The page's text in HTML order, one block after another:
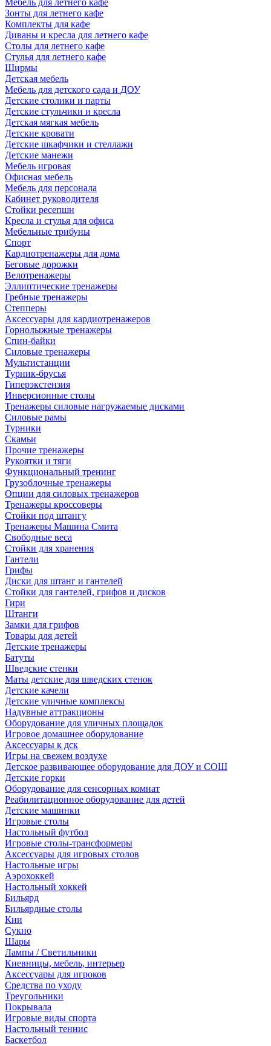
Мебель для летнего кафе
Зонты для летнего кафе
Комплекты для кафе
Диваны и кресла для летнего кафе
Столы для летнего кафе
Стулья для летнего кафе
Ширмы
Детская мебель
Мебель для детского сада и ДОУ
Детские столики и парты
Детские стульчики и кресла
Детская мягкая мебель
Детские кровати
Детские шкафчики и стеллажи
Детские манежи
Мебель игровая
Офисная мебель
Мебель для персонала
Кабинет руководителя
Стойки ресепшн
Кресла и стулья для офиса
Мебельные трибуны
Спорт
Кардиотренажеры для дома
Беговые дорожки
Велотренажеры
Эллиптические тренажеры
Гребные тренажеры
Степперы
Аксессуары для кардиотренажеров
Горнолыжные тренажеры
Спин-байки
Силовые тренажеры
Мультистанции
Турник-брусья
Гиперэкстензия
Инверсионные столы
Тренажеры силовые нагружаемые дисками
Силовые рамы
Турники
Скамьи
Прочие тренажеры
Рукоятки и тяги
Функциональный тренинг
Грузоблочные тренажеры
Опции для силовых тренажеров
Тренажеры кроссоверы
Стойки под штангу
Тренажеры Машина Смита
Свободные веса
Стойки для хранения
Гантели
Грифы
Диски для штанг и гантелей
Стойки для гантелей, грифов и дисков
Гири
Штанги
Замки для грифов
Товары для детей
Детские тренажеры
Батуты
Шведские стенки
Маты детские для шведских стенок
Детские качели
Детские уличные комплексы
Надувные аттракционы
Оборудование для уличных площадок
Игровое домашнее оборудование
Аксессуары к дск
Игры на свежем воздухе
Детское развивающее оборудование для ДОУ и СОШ
Детские горки
Оборудование для сенсорных комнат
Реабилитационное оборудование для детей
Детские машинки
Игровые столы
Настольный футбол
Игровые столы-трансформеры
Аксессуары для игровых столов
Настольные игры
Аэрохоккей
Настольный хоккей
Бильярд
Бильярдные столы
Кии
Сукно
Шары
Лампы / Светильники
Киевницы, мебель, интерьер
Аксессуары для игроков
Средства по уходу
Треугольники
Покрывала
Игровые виды спорта
Настольный теннис
Баскетбол